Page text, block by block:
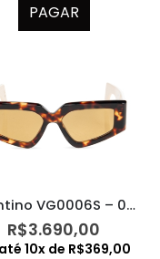
PAGAR
Valentino VG0006S – 002
R$3.690,00
10x de R$369,00